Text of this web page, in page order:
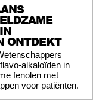
ONTDEKT
alkaloïden in
fenolen met
voor patiënten.